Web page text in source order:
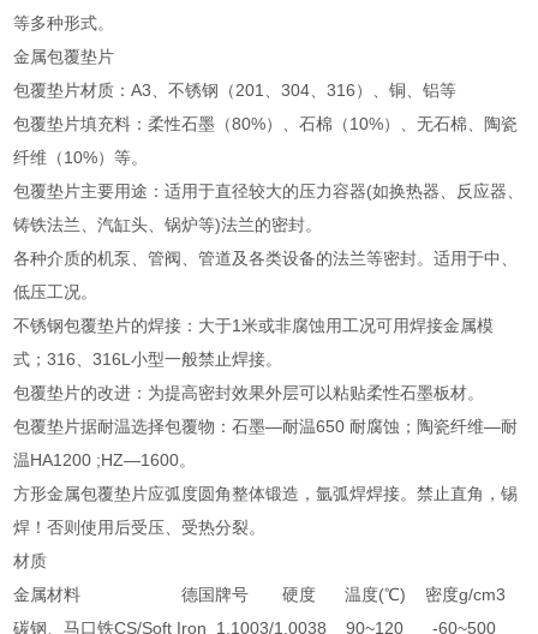
等多种形式。
金属包覆垫片
包覆垫片材质：A3、不锈钢（201、304、316）、铜、铝等
包覆垫片填充料：柔性石墨（80%）、石棉（10%）、无石棉、陶瓷
纤维（10%）等。
包覆垫片主要用途：适用于直径较大的压力容器(如换热器、反应器、
铸铁法兰、汽缸头、锅炉等)法兰的密封。
各种介质的机泵、管阀、管道及各类设备的法兰等密封。适用于中、
低压工况。
不锈钢包覆垫片的焊接：大于1米或非腐蚀用工况可用焊接金属模
式；316、316L小型一般禁止焊接。
包覆垫片的改进：为提高密封效果外层可以粘贴柔性石墨板材。
包覆垫片据耐温选择包覆物：石墨—耐温650 耐腐蚀；陶瓷纤维—耐
温HA1200 ;HZ—1600。
方形金属包覆垫片应弧度圆角整体锻造，氩弧焊焊接。禁止直角，锡
焊！否则使用后受压、受热分裂。
材质
金属材料 德国牌号 硬度 温度(℃) 密度g/cm3
碳钢、马口铁CS/Soft Iron 1.1003/1.0038 90~120 -60~500